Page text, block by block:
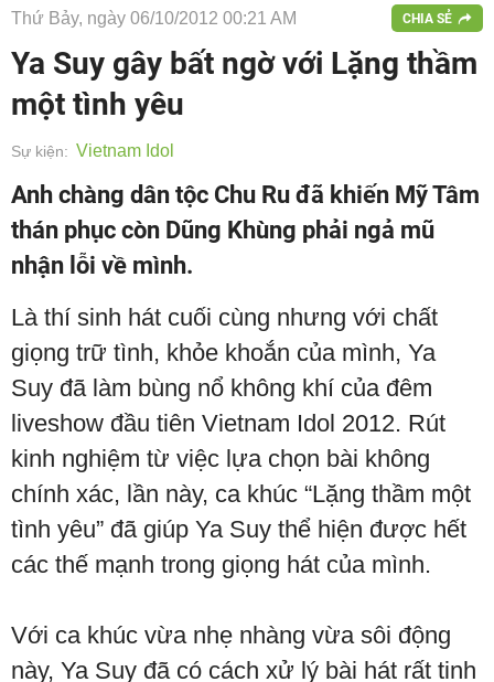
Thứ Bảy, ngày 06/10/2012 00:21 AM CHIA SẺ
Ya Suy gây bất ngờ với Lặng thầm
một tình yêu
Sự kiện: Vietnam Idol
Anh chàng dân tộc Chu Ru đã khiến Mỹ Tâm
thán phục còn Dũng Khùng phải ngả mũ
nhận lỗi về mình.
Là thí sinh hát cuối cùng nhưng với chất
giọng trữ tình, khỏe khoắn của mình, Ya
Suy đã làm bùng nổ không khí của đêm
liveshow đầu tiên Vietnam Idol 2012. Rút
kinh nghiệm từ việc lựa chọn bài không
chính xác, lần này, ca khúc “Lặng thầm một
tình yêu” đã giúp Ya Suy thể hiện được hết
các thế mạnh trong giọng hát của mình.
Với ca khúc vừa nhẹ nhàng vừa sôi động
này, Ya Suy đã có cách xử lý bài hát rất tinh